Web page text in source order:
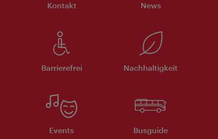
Kontakt News
Barrierefrei Nachhaltigkeit
Events Busguide